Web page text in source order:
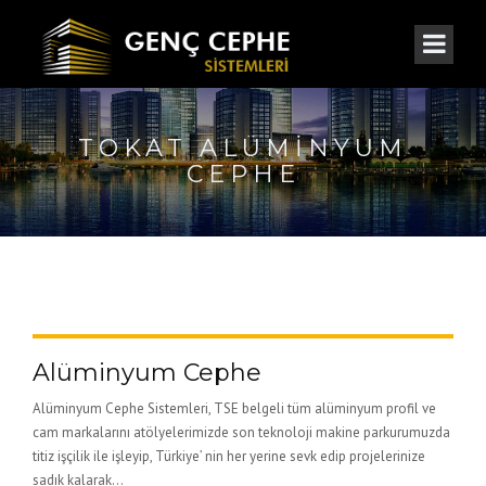
TOKAT ALÜMINYUM
CEPHE
Alüminyum Cephe
Alüminyum Cephe Sistemleri, TSE belgeli tüm alüminyum profil ve
cam markalarını atölyelerimizde son teknoloji makine parkurumuzda
titiz işçilik ile işleyip, Türkiye’ nin her yerine sevk edip projelerinize
sadık kalarak...